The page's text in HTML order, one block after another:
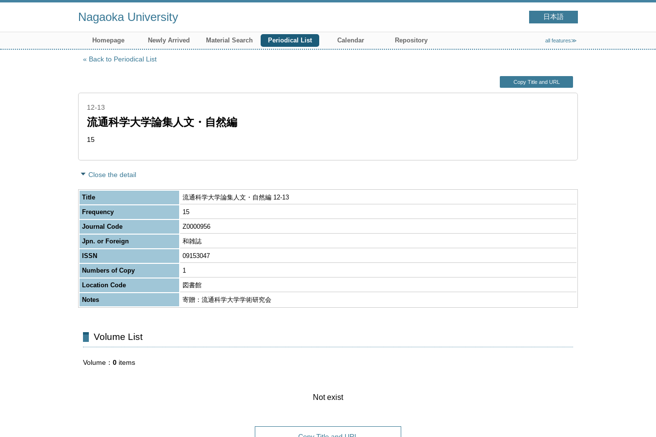
Nagaoka University 日本語
Homepage Newly Arrived Material Search Periodical List Calendar Repository all features≫
Back to Periodical List
Copy Title and URL
12-13
流通科学大学論集人文・自然編
15
Close the detail
Title
流通科学大学論集人文・自然編 12-13
Frequency
15
Journal Code
Z0000956
Jpn. or Foreign
和雑誌
ISSN
09153047
Numbers of Copy
1
Location Code
図書館
Notes
寄贈：流通科学大学学術研究会
Volume List
Volume 0 items
Not exist